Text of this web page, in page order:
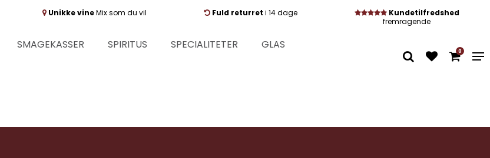
Unikke vineMix som du vil Fuld returret i 14 dage
Kundetilfredshed
fremragende
SMAGEKASSER SPIRITUS SPECIALITETER
GLAS
0